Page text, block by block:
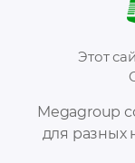
Megagroup
для разных
Этот